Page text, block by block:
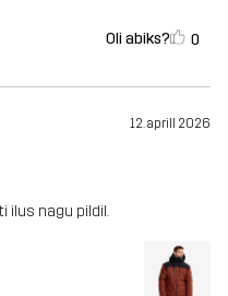
Oli abiks? 0
12. aprill 2026
ilus nagu pildil.